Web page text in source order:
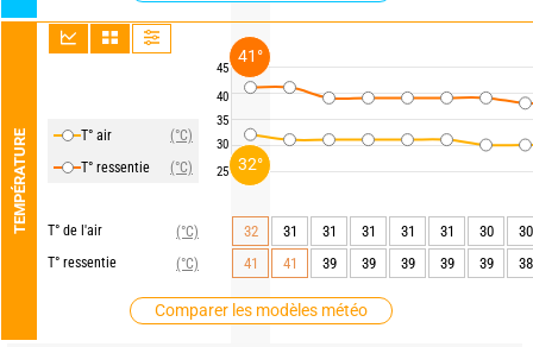
TEMPÉRATURE T° air
(°C)
T° ressentie
(°C)
T° de l'air
(°C)
T° ressentie
(°C)
Comparer les modèles météo
45
40
35
30
25
32 31 31 31 31 31 30
30
41
41 39 39 39 39 39 38
32°
41°